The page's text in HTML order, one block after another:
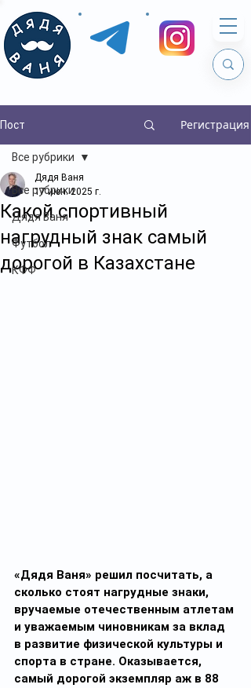
Пост Регистрация
Все рубрики
Дядя Ваня
Футбол
КФФ
Все рубрики
Какой спортивный
нагрудный знак самый
дорогой в Казахстане
Дядя Ваня
17 июн. 2025 г.
«Дядя Ваня» решил посчитать, а
сколько стоят нагрудные знаки,
вручаемые отечественным атлетам
и уважаемым чиновникам за вклад
в развитие физической культуры и
спорта в стране. Оказывается,
самый дорогой экземпляр аж в 88